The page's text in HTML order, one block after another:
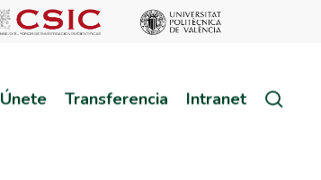
Únete Transferencia Intranet